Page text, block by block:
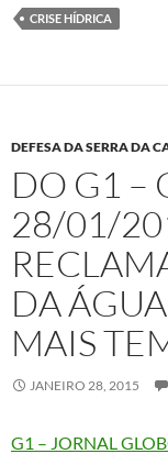
CRISE HÍDRICA
DEFESA DA SERRA DA
DO G1 –
28/01/
DA
MAIS
JANEIRO 28, 2015
G1 – JORNAL